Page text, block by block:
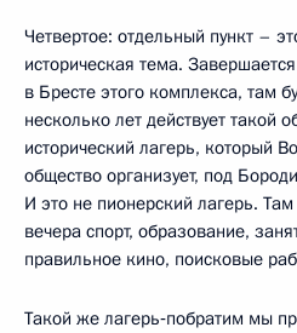
Четвертое: отдельный пункт –
историческая тема.
в Бресте этого комплекса, там
несколько лет действует такой
исторический лагерь, который
общество организует, под
И это не пионерский лагерь.
вечера спорт, образование,
правильное кино, поисковые
Такой же лагерь‑побратим мы